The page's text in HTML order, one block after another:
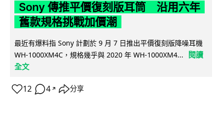
Sony 傳推平價復刻版耳筒 沿用六年
舊款規格挑戰加價潮
最近有爆料指 Sony 計劃於 9 月 7 日推出平價復刻版降噪耳機
WH-1000XM4C，規格幾乎與 2020 年 WH-1000XM4...
閱讀
全文
12 4 ↗ 分享